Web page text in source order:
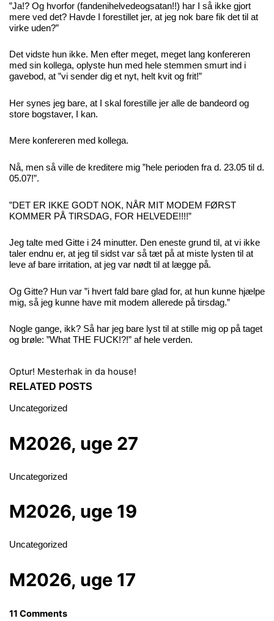
”Ja!? Og hvorfor (fandenihelvedeogsatan!!) har I så ikke gjort
mere ved det? Havde I forestillet jer, at jeg nok bare fik det til at
virke uden?”
Det vidste hun ikke. Men efter meget, meget lang konfereren
med sin kollega, oplyste hun med hele stemmen smurt ind i
gavebod, at ”vi sender dig et nyt, helt kvit og frit!”
Her synes jeg bare, at I skal forestille jer alle de bandeord og
store bogstaver, I kan.
Mere konfereren med kollega.
Nå, men så ville de kreditere mig ”hele perioden fra d. 23.05 til d.
05.07!”.
”DET ER IKKE GODT NOK, NÅR MIT MODEM FØRST
KOMMER PÅ TIRSDAG, FOR HELVEDE!!!!”
Jeg talte med Gitte i 24 minutter. Den eneste grund til, at vi ikke
taler endnu er, at jeg til sidst var så tæt på at miste lysten til at
leve af bare irritation, at jeg var nødt til at lægge på.
Og Gitte? Hun var ”i hvert fald bare glad for, at hun kunne hjælpe
mig, så jeg kunne have mit modem allerede på tirsdag.”
Nogle gange, ikk? Så har jeg bare lyst til at stille mig op på taget
og brøle: ”What THE FUCK!?!” af hele verden.
Optur! Mesterhak in da house!
RELATED POSTS
Uncategorized
M2026, uge 27
Uncategorized
M2026, uge 19
Uncategorized
M2026, uge 17
11 Comments